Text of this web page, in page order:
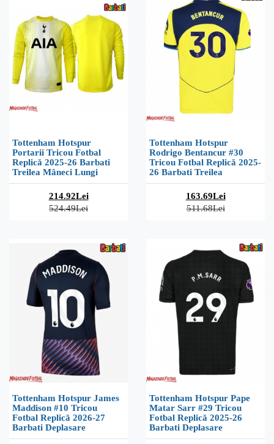
Tottenham Hotspur
Portarii Tricou Fotbal
Replică 2025-26 Barbati
Treilea Mâneci Lungi
214.92Lei
524.49Lei
Tottenham Hotspur
Rodrigo Bentancur #30
Tricou Fotbal Replică 2025-
26 Barbati Treilea
163.69Lei
511.68Lei
Tottenham Hotspur James
Maddison #10 Tricou
Fotbal Replică 2026-27
Barbati Deplasare
Tottenham Hotspur Pape
Matar Sarr #29 Tricou
Fotbal Replică 2025-26
Barbati Deplasare